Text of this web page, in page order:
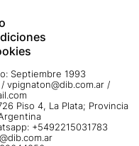
Septiembre 1993
/ vpignaton@dib.com.ar /
Piso 4, La Plata; Provincia
+5492215031783